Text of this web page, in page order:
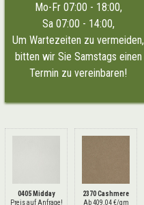
Mo-Fr 07:00 - 18:00,
Sa 07:00 - 14:00,
Um Wartezeiten zu vermeiden,
bitten wir Sie Samstags einen
Termin zu vereinbaren!
0405 Midday
Preis auf Anfrage!
2370 Cashmere
Ab 409.04 €/qm